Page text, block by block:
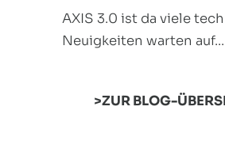
AXIS 3.0 ist da viele
Neuigkeiten warten auf...
ZUR BLOG-